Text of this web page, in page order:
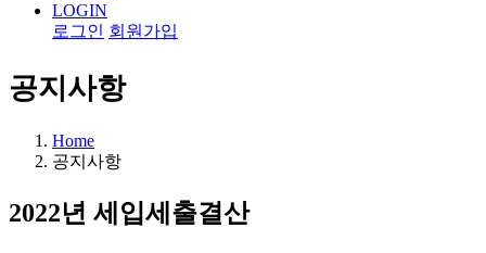
LOGIN
로그인 회원가입
공지사항
Home
공지사항
2022년 세입세출결산